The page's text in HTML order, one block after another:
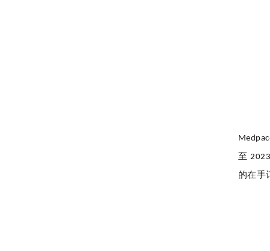
至
的在手